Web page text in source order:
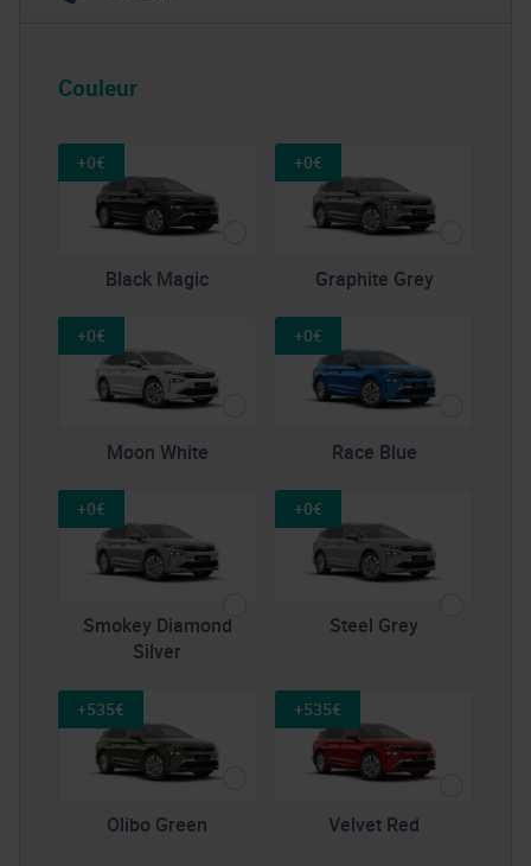
Couleur
+0€
Black Magic
+0€
Graphite Grey
+0€
Moon White
+0€
Race Blue
+0€
Smokey Diamond
Silver
+0€
Steel Grey
+535€
Olibo Green
+535€
Velvet Red